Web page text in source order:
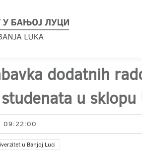
dodatnih
u
09:22:00
u Banjoj Luci